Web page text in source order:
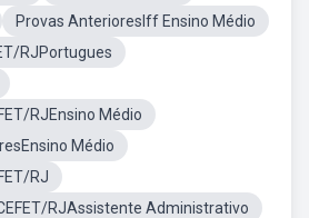
Provas AnterioresIff Ensino Médio
RJPortugues
RJEnsino Médio
Médio
RJ
RJAssistente Administrativo